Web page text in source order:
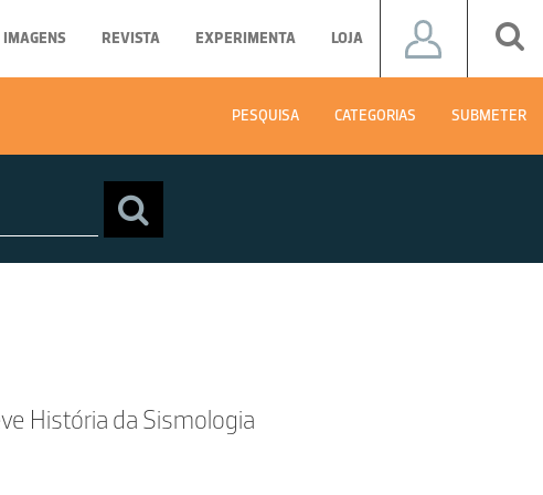
IMAGENS REVISTA EXPERIMENTA LOJA
PESQUISA CATEGORIAS SUBMETER
História da Sismologia